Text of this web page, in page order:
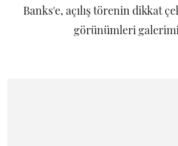
Banks'e, açılış törenin dikkat
görünümleri